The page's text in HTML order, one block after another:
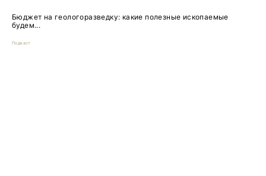
Бюджет на геологоразведку: какие полезные ископаемые
будем...
Подкаст